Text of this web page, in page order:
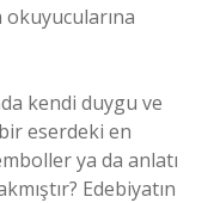
okuyucularına
kendi duygu ve
eserdeki en
ya da anlatı
Edebiyatın